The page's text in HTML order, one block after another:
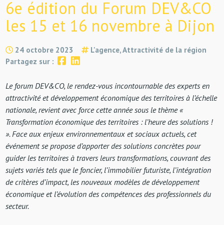
6e édition du Forum DEV&CO
les 15 et 16 novembre à Dijon
24 octobre 2023
L'agence, Attractivité de la région
Partagez sur :
Le forum DEV&CO, le rendez-vous incontournable des experts en
attractivité et développement économique des territoires à l’échelle
nationale, revient avec force cette année sous le thème «
Transformation économique des territoires : l’heure des solutions !
». Face aux enjeux environnementaux et sociaux actuels, cet
événement se propose d’apporter des solutions concrètes pour
guider les territoires à travers leurs transformations, couvrant des
sujets variés tels que le foncier, l’immobilier futuriste, l’intégration
de critères d’impact, les nouveaux modèles de développement
économique et l’évolution des compétences des professionnels du
secteur.